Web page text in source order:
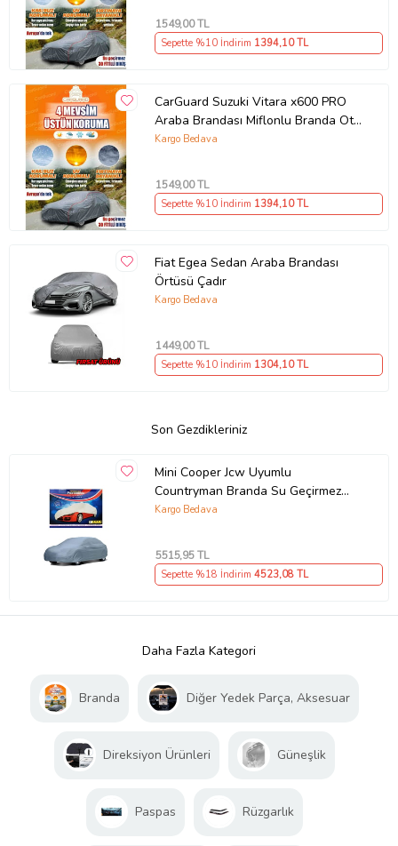
1549,00 TL
Sepette %10 İndirim 1394,10 TL
CarGuard Suzuki Vitara x600 PRO
Araba Brandası Miflonlu Branda Oto
Çadır Örtü
Kargo Bedava
1549,00 TL
Sepette %10 İndirim 1394,10 TL
Fiat Egea Sedan Araba Brandası
Örtüsü Çadır
Kargo Bedava
1449,00 TL
Sepette %10 İndirim 1304,10 TL
Son Gezdikleriniz
Mini Cooper Jcw Uyumlu
Countryman Branda Su Geçirmez
Müflonlu No:9. Dış Örtü
Kargo Bedava
5515,95 TL
Sepette %18 İndirim 4523,08 TL
Daha Fazla Kategori
Branda Diğer Yedek Parça, Aksesuar
Direksiyon Ürünleri Güneşlik
Paspas Rüzgarlık